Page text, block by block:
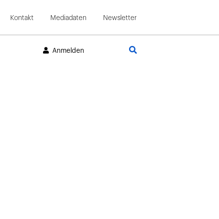
Kontakt Mediadaten Newsletter
Anmelden